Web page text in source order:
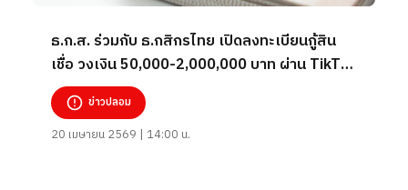
ธ.ก.ส. ร่วมกับ ธ.กสิกรไทย เปิดลงทะเบียนกู้สิน
เชื่อ วงเงิน 50,000-2,000,000 บาท ผ่าน TikTok
.bank309
ข่าวปลอม
20 เมษายน 2569 | 14:00 น.